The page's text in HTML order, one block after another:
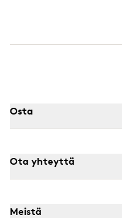
Osta
Ota yhteyttä
Meistä